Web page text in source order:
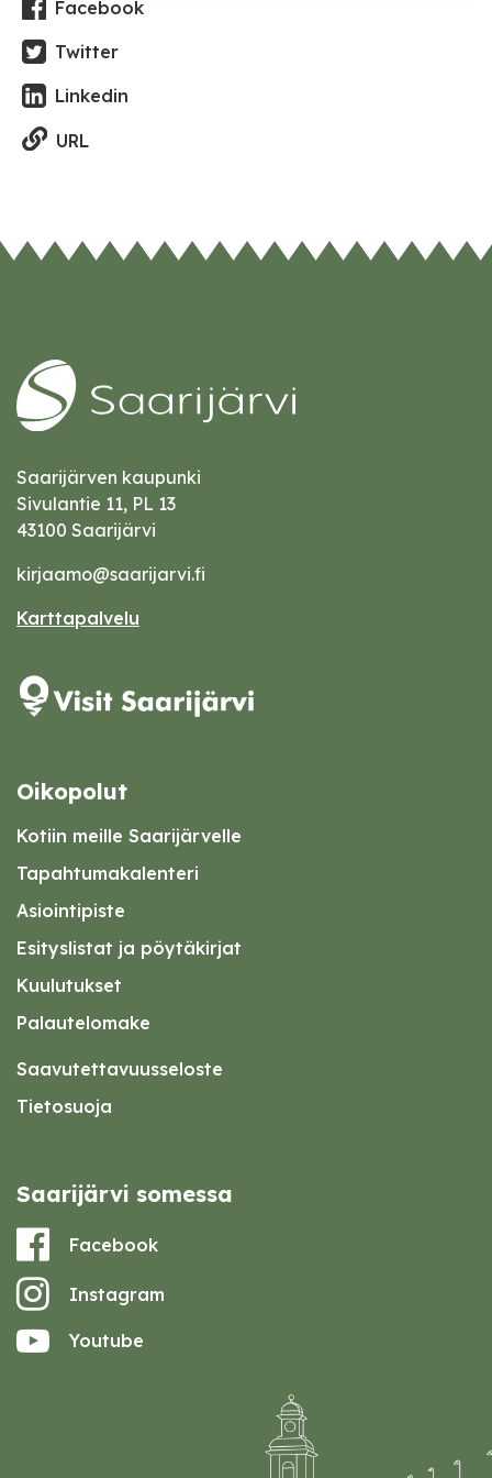
Facebook
Twitter
Linkedin
URL
Saarijärven kaupunki
Sivulantie 11, PL 13
43100 Saarijärvi
kirjaamo@saarijarvi.fi
Karttapalvelu
Oikopolut
Kotiin meille Saarijärvelle
Tapahtumakalenteri
Asiointipiste
Esityslistat ja pöytäkirjat
Kuulutukset
Palautelomake
Saavutettavuusseloste
Tietosuoja
Saarijärvi somessa
Facebook
Instagram
Youtube